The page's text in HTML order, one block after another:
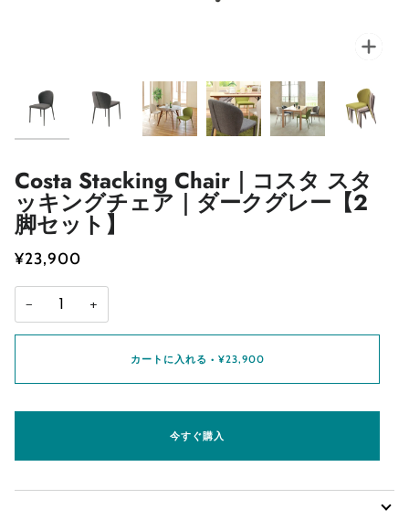
Costa Stacking Chair｜コスタ スタ
ッキングチェア｜ダークグレー【2
脚セット】
¥23,900
− +
カートに入れる • ¥23,900
今すぐ購入